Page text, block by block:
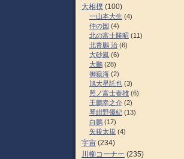
大相撲 (100)
一山本大生 (4)
仲の国 (4)
北の富士勝昭 (11)
北青鵬 治 (6)
大砂嵐 (6)
大鵬 (28)
御嶽海 (2)
旭大星託也 (3)
照ノ富士春雄 (6)
王鵬幸之介 (2)
琴紺野優紀 (13)
白鵬 (17)
矢後太規 (4)
宇宙 (234)
川柳コーナー (235)